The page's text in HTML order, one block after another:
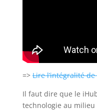
=>Lire l’intégralité
Il faut dire que le
technologie au